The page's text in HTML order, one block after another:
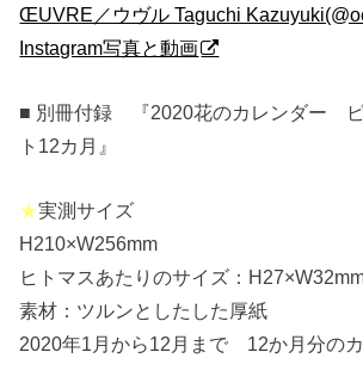
ŒUVRE／ウヴル Taguchi
Instagram写真と動画
■ 別冊付録 『2020花のカレンダー ピ
ト12カ月』
★実測サイズ
H210×W256mm
ヒトマスあたりのサイズ：
素材：ツルンとしたした厚紙
2020年1月から12月まで 12か月分の